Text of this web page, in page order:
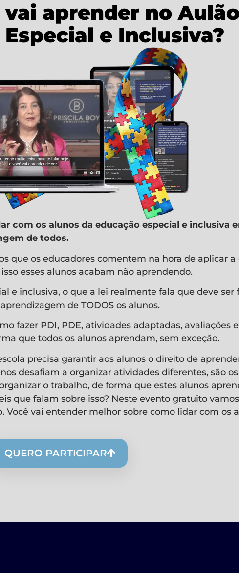
vai aprender no Aulão
e Inclusiva?
com os alunos da educação especial e inclusiva
de todos.
que os educadores comentem na hora de aplicar a
esses alunos acabam não aprendendo.
e inclusiva, o que a lei realmente fala que deve ser
de TODOS os alunos.
fazer PDI, PDE, atividades adaptadas, avaliações
que todos os alunos aprendam, sem exceção.
precisa garantir aos alunos o direito de
desafiam a organizar atividades diferentes, são
o trabalho, de forma que estes alunos
que falam sobre isso? Neste evento gratuito
Você vai entender melhor sobre como lidar com os
QUERO PARTICIPAR